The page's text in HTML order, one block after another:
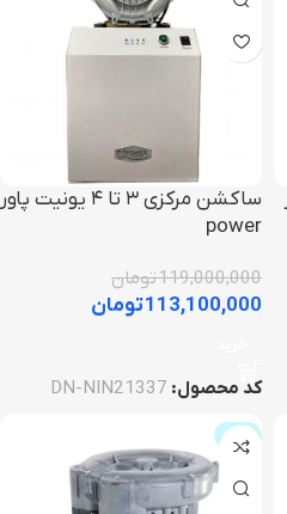
ساکشن مرکزی ۳ تا ۴ یونیت پاور
power
119,000,000تومان
113,100,000تومان
کد محصول: DN-NIN21337
حراج